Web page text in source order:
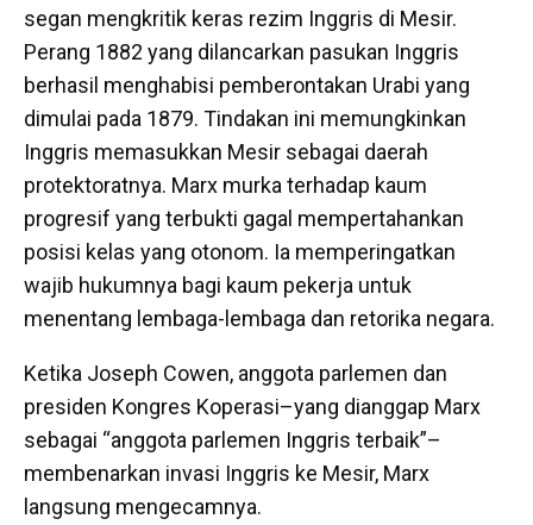
segan mengkritik keras rezim Inggris di Mesir.
Perang 1882 yang dilancarkan pasukan Inggris
berhasil menghabisi pemberontakan Urabi yang
dimulai pada 1879. Tindakan ini memungkinkan
Inggris memasukkan Mesir sebagai daerah
protektoratnya. Marx murka terhadap kaum
progresif yang terbukti gagal mempertahankan
posisi kelas yang otonom. Ia memperingatkan
wajib hukumnya bagi kaum pekerja untuk
menentang lembaga-lembaga dan retorika negara.
Ketika Joseph Cowen, anggota parlemen dan
presiden Kongres Koperasi–yang dianggap Marx
sebagai “anggota parlemen Inggris terbaik”–
membenarkan invasi Inggris ke Mesir, Marx
langsung mengecamnya.